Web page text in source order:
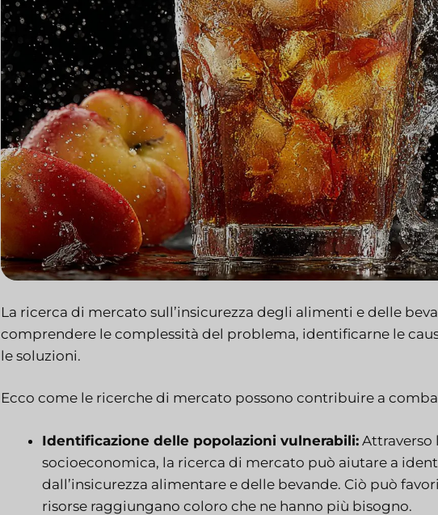
La ricerca di mercato sull’insicurezza degli alimenti e delle
comprendere le complessità del problema, identificarne le
le soluzioni.
Ecco come le ricerche di mercato possono contribuire a
Identificazione delle popolazioni vulnerabili: Attraverso
socioeconomica, la ricerca di mercato può aiutare a
dall’insicurezza alimentare e delle bevande. Ciò può
risorse raggiungano coloro che ne hanno più bisogno.